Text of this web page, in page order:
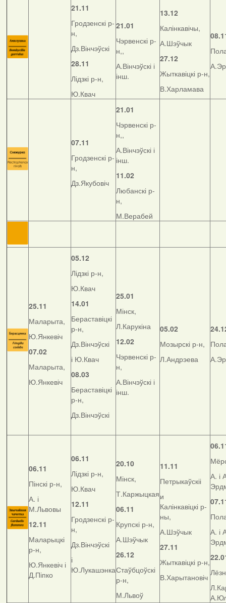
21.11
Гродзенскі р-
н,
Дз.Вінчэўскі
28.11
Лідзкі р-н,
Ю.Квач
21.01
Чэрвенскі р-
н,,
А.Вінчэўскі і
інш.
13.12
Калінкавічы,
А.Шэўчык
27.12
Жыткавіцкі р-н,
В.Харламава
07.11
Гродзенскі р-
н,
Дз.Якубовіч
21.01
Чэрвенскі р-
н,,
А.Вінчэўскі і
інш.
11.02
Любанскі р-
н,
М.Верабей
25.11
Маларыта,
Ю.Янкевіч
07.02
Маларыта,
Ю.Янкевіч
05.12
Лідзкі р-н,
Ю.Квач
14.01
Бераставіцкі
р-н,
Дз.Вінчэўскі
і Ю.Квач
08.03
Бераставіцкі
р-н,
Дз.Вінчэўскі
25.01
Мінск,
Л.Карукіна
12.02
Чэрвенскі р-
н,
А.Вінчэўскі і
інш.
05.02
Мозырскі р-н,
Л.Андрэева
06.11
Пінскі р-н,
А. і
М.Львовы
12.11
Маларыцкі
р-н,
Ю.Янкевіч і
Д.Піпко
06.11
Лідзкі р-н,
Ю.Квач
12.11
Гродзенскі р-
н,
Дз.Вінчэўскі
і
Ю.Лукашэнка
20.10
Мінск,
Т.Каржыцкая
06.11
Крупскі р-н,
А.Шэўчык
26.12
Стаўбцоўскі
р-н,
М.Львоў
11.11
Петрыкаўскіі
и
Калінкавіцкі р-
ны,
А.Шэўчык
27.11
Жыткавіцкі р-н,
В.Харытановіч
А. і
А. і